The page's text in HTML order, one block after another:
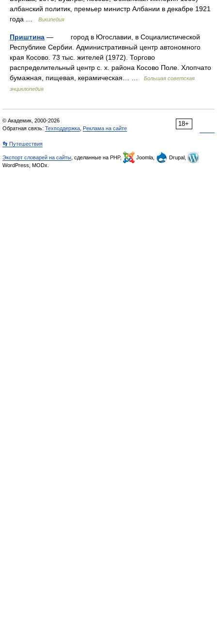
албанский политик, премьер министр Албании в декабре 1921
года …
Википедия
Приштина — город в Югославии, в Социалистической
Республике Сербии. Административный центр автономного
края Косово. 73 тыс. жителей (1972). Торгово
распределительный центр с. х. района Косово Поле. Хлопчато
бумажная, пищевая, керамическая… …
Большая советская
энциклопедия
18+
© Академик, 2000-2026
Обратная связь: Техподдержка Реклама на сайте
👣 Путешествия
Экспорт словарей на сайты , сделанные на PHP, Joomla,
Drupal,
WordPress, MODx.